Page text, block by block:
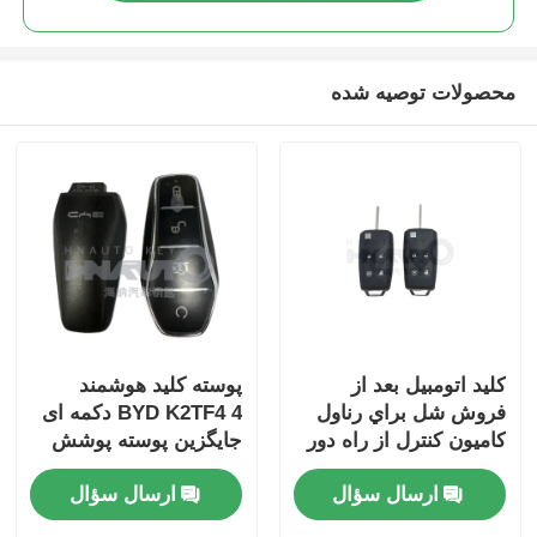
محصولات توصیه شده
کليد اتومبيل بعد از
فروش شل براي رناول
کاميون کنترل از راه دور
اتومبيل فقط براي عمده
فروشي ارسال سؤال
پوسته کلید هوشمند
BYD K2TF4 4 دکمه ای
جایگزین پوسته پوشش
برای Qin PLUS DM-i
Qin PLUS EV Yuan
PLUS SONG
ارسال سؤال